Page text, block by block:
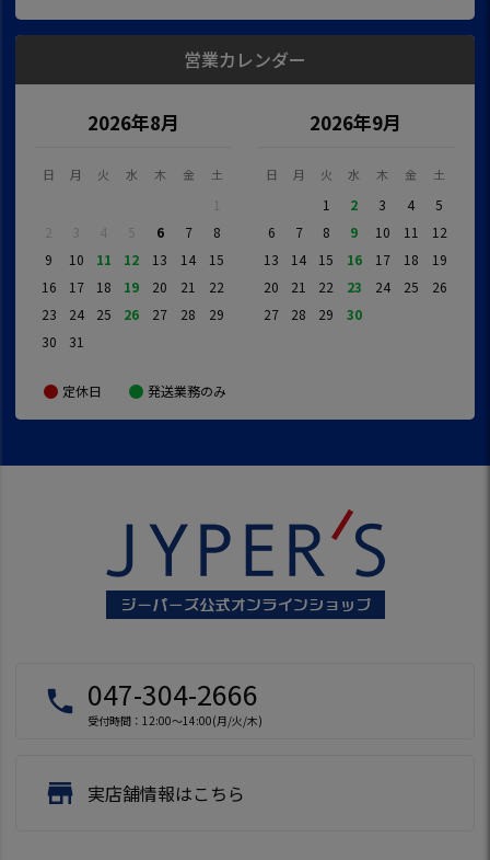
営業カレンダー
2026年8月
日 月 火 水 木 金 土
1
2
3 4 5 6 7
8
9
10 11 12 13 14
15
16
17 18 19 20 21
22
23
24 25 26 27 28
29
30
31
2026年9月
日 月 火 水 木 金 土
1 2 3 4
5
6
7 8 9 10 11
12
13
14 15 16 17 18
19
20
21 22 23 24 25
26
27
28 29 30
定休日 発送業務のみ
local_phone 047-304-2666
受付時間：12:00～14:00(月/火/木)
store 実店舗情報はこちら